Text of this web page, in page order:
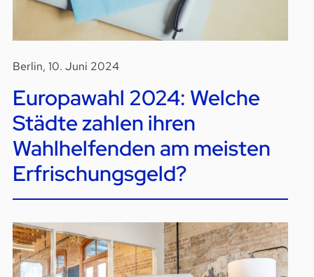
Berlin, 10. Juni 2024
Europawahl 2024: Welche
Städte zahlen ihren
Wahlhelfenden am meisten
Erfrischungsgeld?